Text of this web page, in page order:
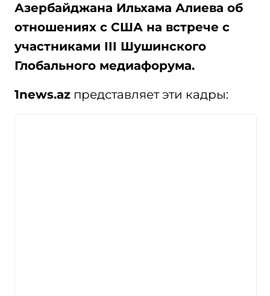
Азербайджана Ильхама Алиева об
отношениях с США на встрече с
участниками III Шушинского
Глобального медиафорума.
1news.az представляет эти кадры: